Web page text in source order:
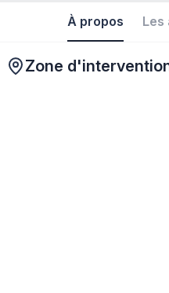
À propos Les
Zone